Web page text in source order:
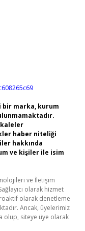
marka, kurum
haber niteliği
hakkında
ve kişiler ile isim
ve İletişim
olarak hizmet
olarak denetleme
Ancak, üyelerimiz
olup, siteye üye olarak